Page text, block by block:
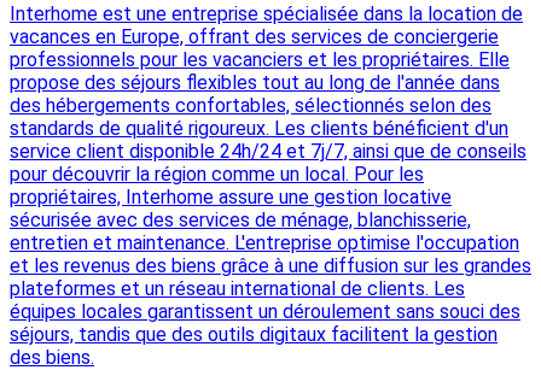
Interhome est une entreprise spécialisée dans la location de
vacances en Europe, offrant des services de conciergerie
professionnels pour les vacanciers et les propriétaires. Elle
propose des séjours flexibles tout au long de l'année dans
des hébergements confortables, sélectionnés selon des
standards de qualité rigoureux. Les clients bénéficient d'un
service client disponible 24h/24 et 7j/7, ainsi que de conseils
pour découvrir la région comme un local. Pour les
propriétaires, Interhome assure une gestion locative
sécurisée avec des services de ménage, blanchisserie,
entretien et maintenance. L'entreprise optimise l'occupation
et les revenus des biens grâce à une diffusion sur les grandes
plateformes et un réseau international de clients. Les
équipes locales garantissent un déroulement sans souci des
séjours, tandis que des outils digitaux facilitent la gestion
des biens.